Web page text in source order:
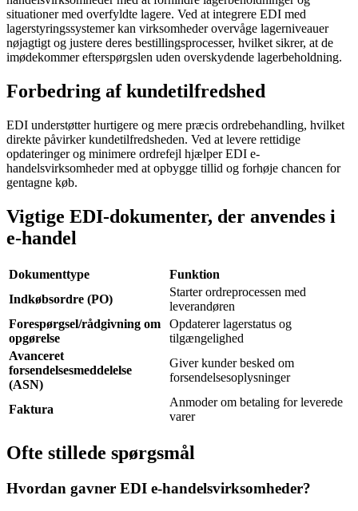
situationer med overfyldte lagere. Ved at integrere EDI med
lagerstyringssystemer kan virksomheder overvåge lagerniveauer
nøjagtigt og justere deres bestillingsprocesser, hvilket sikrer, at de
imødekommer efterspørgslen uden overskydende lagerbeholdning.
Forbedring af kundetilfredshed
EDI understøtter hurtigere og mere præcis ordrebehandling, hvilket
direkte påvirker kundetilfredsheden. Ved at levere rettidige
opdateringer og minimere ordrefejl hjælper EDI e-
handelsvirksomheder med at opbygge tillid og forhøje chancen for
gentagne køb.
Vigtige EDI-dokumenter, der anvendes i
e-handel
Dokumenttype
Funktion
Indkøbsordre (PO)
Starter ordreprocessen med
leverandøren
Forespørgsel/rådgivning om
opgørelse
Opdaterer lagerstatus og
tilgængelighed
Avanceret
forsendelsesmeddelelse
(ASN)
Giver kunder besked om
forsendelsesoplysninger
Faktura
Anmoder om betaling for leverede
varer
Ofte stillede spørgsmål
Hvordan gavner EDI e-handelsvirksomheder?